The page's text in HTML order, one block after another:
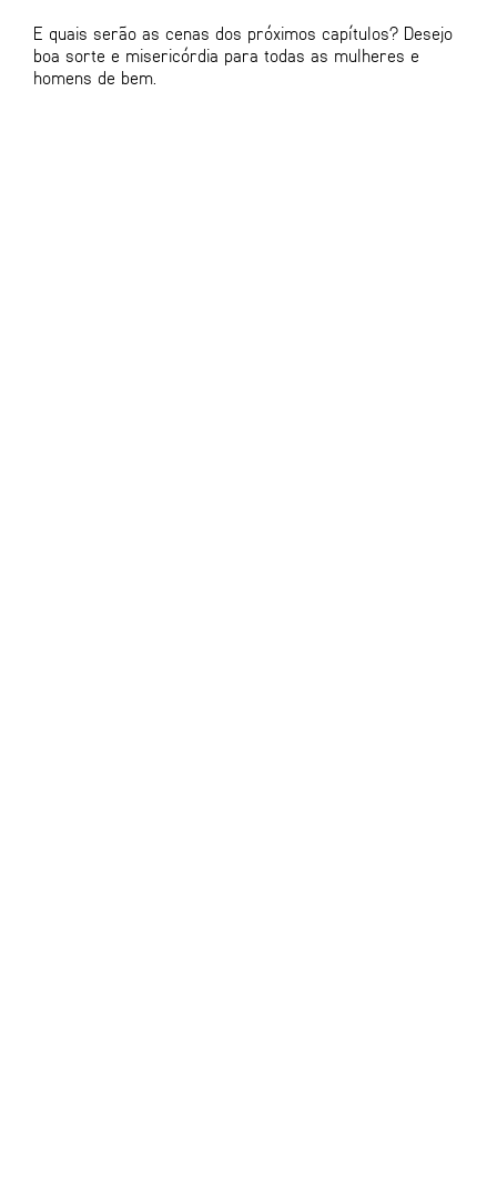
E quais serão as cenas dos próximos capítulos? Desejo
boa sorte e misericórdia para todas as mulheres e
homens de bem.